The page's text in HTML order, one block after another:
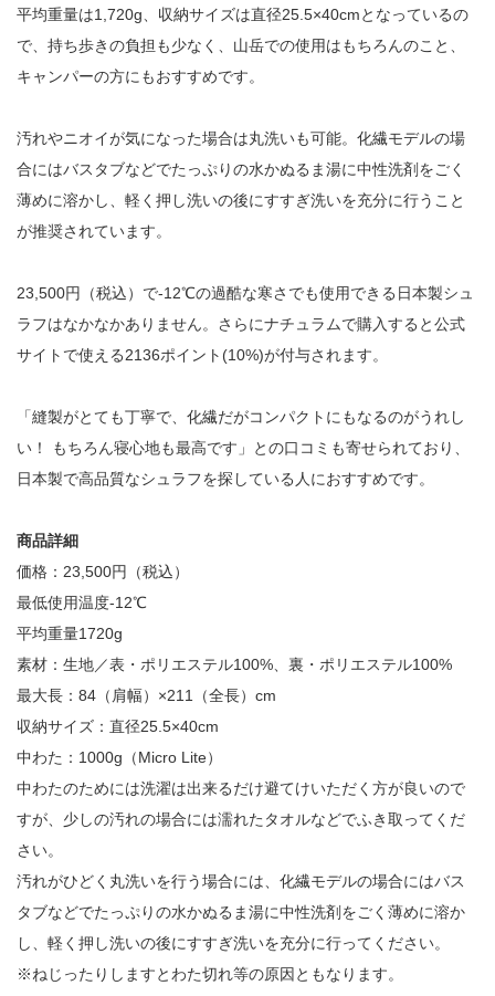
平均重量は1,720g、収納サイズは直径25.5×40cmとなっているの
で、持ち歩きの負担も少なく、山岳での使用はもちろんのこと、
キャンパーの方にもおすすめです。
汚れやニオイが気になった場合は丸洗いも可能。化繊モデルの場
合にはバスタブなどでたっぷりの水かぬるま湯に中性洗剤をごく
薄めに溶かし、軽く押し洗いの後にすすぎ洗いを充分に行うこと
が推奨されています。
23,500円（税込）で-12℃の過酷な寒さでも使用できる日本製シュ
ラフはなかなかありません。さらにナチュラムで購入すると公式
サイトで使える2136ポイント(10%)が付与されます。
「縫製がとても丁寧で、化繊だがコンパクトにもなるのがうれし
い！ もちろん寝心地も最高です」との口コミも寄せられており、
日本製で高品質なシュラフを探している人におすすめです。
商品詳細
価格：23,500円（税込）
最低使用温度-12℃
平均重量1720g
素材：生地／表・ポリエステル100%、裏・ポリエステル100%
最大長：84（肩幅）×211（全長）cm
収納サイズ：直径25.5×40cm
中わた：1000g（Micro Lite）
中わたのためには洗濯は出来るだけ避てけいただく方が良いので
すが、少しの汚れの場合には濡れたタオルなどでふき取ってくだ
さい。
汚れがひどく丸洗いを行う場合には、化繊モデルの場合にはバス
タブなどでたっぷりの水かぬるま湯に中性洗剤をごく薄めに溶か
し、軽く押し洗いの後にすすぎ洗いを充分に行ってください。
※ねじったりしますとわた切れ等の原因ともなります。